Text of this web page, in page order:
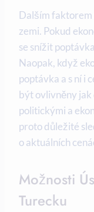
Dalším faktorem
zemi. Pokud
se snížit
Naopak, když
poptávka a s ní i
být ovlivněny jak
politickými a
proto důležité
o aktuálních
Možnosti
Turecku